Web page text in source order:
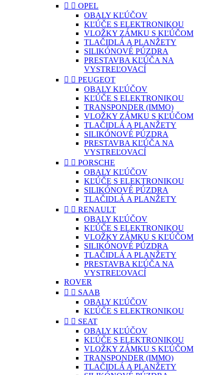
  OPEL
OBALY KĽÚČOV
KĽÚČE S ELEKTRONIKOU
VLOŽKY ZÁMKU S KĽÚČOM
TLAČIDLÁ A PLANŽETY
SILIKÓNOVÉ PÚZDRA
PRESTAVBA KĽÚČA NA
VYSTREĽOVACÍ
  PEUGEOT
OBALY KĽÚČOV
KĽÚČE S ELEKTRONIKOU
TRANSPONDER (IMMO)
VLOŽKY ZÁMKU S KĽÚČOM
TLAČIDLÁ A PLANŽETY
SILIKÓNOVÉ PÚZDRA
PRESTAVBA KĽÚČA NA
VYSTREĽOVACÍ
  PORSCHE
OBALY KĽÚČOV
KĽÚČE S ELEKTRONIKOU
SILIKÓNOVÉ PÚZDRA
TLAČIDLÁ A PLANŽETY
  RENAULT
OBALY KĽÚČOV
KĽÚČE S ELEKTRONIKOU
VLOŽKY ZÁMKU S KĽÚČOM
SILIKÓNOVÉ PÚZDRA
TLAČIDLÁ A PLANŽETY
PRESTAVBA KĽÚČA NA
VYSTREĽOVACÍ
ROVER
  SAAB
OBALY KĽÚČOV
KĽÚČE S ELEKTRONIKOU
  SEAT
OBALY KĽÚČOV
KĽÚČE S ELEKTRONIKOU
VLOŽKY ZÁMKU S KĽÚČOM
TRANSPONDER (IMMO)
TLAČIDLÁ A PLANŽETY